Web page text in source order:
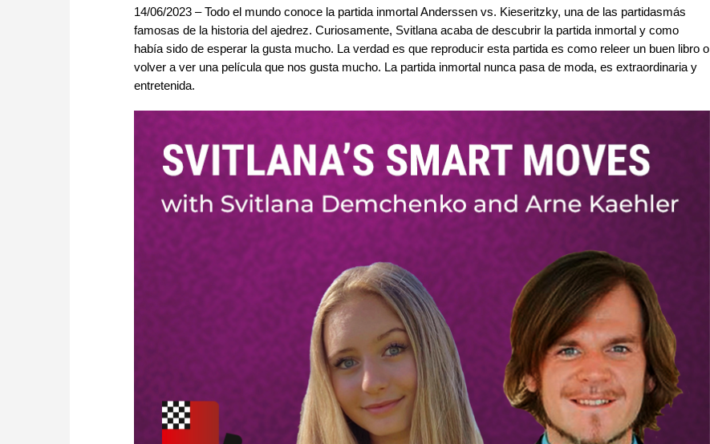
14/06/2023 – Todo el mundo conoce la partida inmortal Anderssen vs. Kieseritzky, una de las partidasmás
famosas de la historia del ajedrez. Curiosamente, Svitlana acaba de descubrir la partida inmortal y como
había sido de esperar la gusta mucho. La verdad es que reproducir esta partida es como releer un buen libro o
volver a ver una película que nos gusta mucho. La partida inmortal nunca pasa de moda, es extraordinaria y
entretenida.